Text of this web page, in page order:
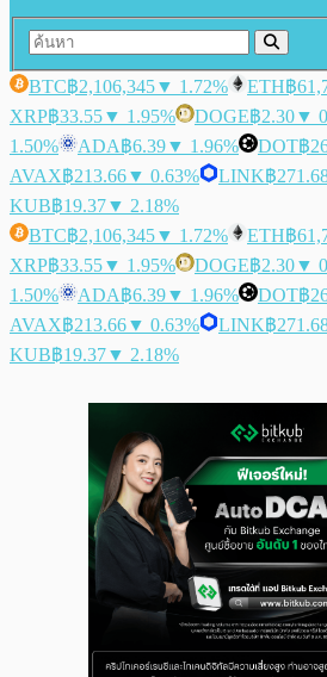
BTC฿2,106,345▼ 1.72% ETH฿
XRP฿33.55▼ 1.95% DOGE฿2.30▼
1.50%
ADA฿6.39▼ 1.96% DOT฿
AVAX฿213.66▼ 0.63% LINK฿
KUB฿19.37▼ 2.18%
BTC฿2,106,345▼ 1.72% ETH฿
XRP฿33.55▼ 1.95% DOGE฿2.30▼
1.50%
ADA฿6.39▼ 1.96% DOT฿
AVAX฿213.66▼ 0.63% LINK฿
KUB฿19.37▼ 2.18%